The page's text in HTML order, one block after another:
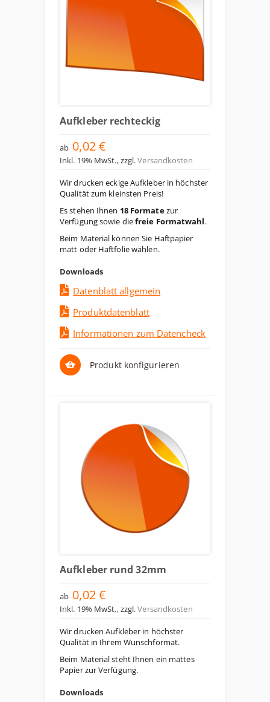
Aufkleber rechteckig
ab 0,02 €
Inkl. 19% MwSt.,zzgl.Versandkosten
Wir drucken eckige Aufkleber in höchster
Qualität zum kleinsten Preis!
Es stehen Ihnen 18 Formatezur
Verfügung sowie diefreie Formatwahl.
Beim Material können Sie Haftpapier
matt oder Haftfolie wählen.
Downloads
Datenblatt allgemein
Produktdatenblatt
Informationen zum Datencheck
Produkt konfigurieren
Aufkleber rund 32mm
ab 0,02 €
Inkl. 19% MwSt.,zzgl.Versandkosten
Wir drucken Aufkleber in höchster
Qualität in Ihrem Wunschformat.
Beim Material steht Ihnen ein mattes
Papier zur Verfügung.
Downloads